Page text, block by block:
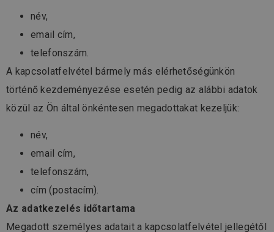
név,
email cím,
telefonszám.
A kapcsolatfelvétel bármely más elérhetőségünkön
történő kezdeményezése esetén pedig az alábbi adatok
közül az Ön által önkéntesen megadottakat kezeljük:
név,
email cím,
telefonszám,
cím (postacím).
Az adatkezelés időtartama
Megadott személyes adatait a kapcsolatfelvétel jellegétől